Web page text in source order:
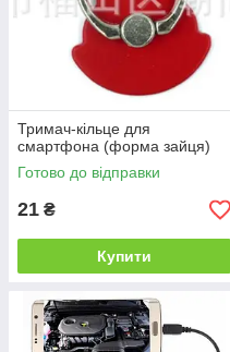
Тримач-кільце для
смартфона (форма зайця)
Готово до відправки
21 ₴
Купити